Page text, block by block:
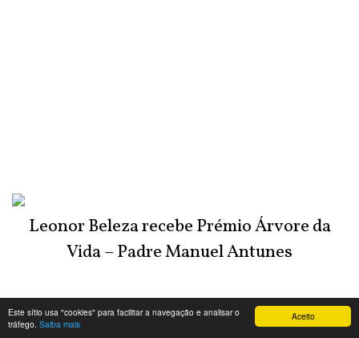
Aceito
Este sítio usa "cookies" para facilitar a navegação e analisar o
tráfego. Saiba mais
Leonor Beleza recebe Prémio Árvore da
Vida – Padre Manuel Antunes